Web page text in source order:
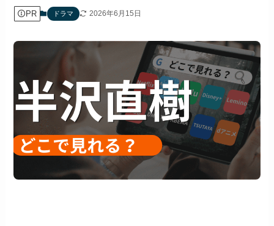
PR ドラマ 2026年6月15日